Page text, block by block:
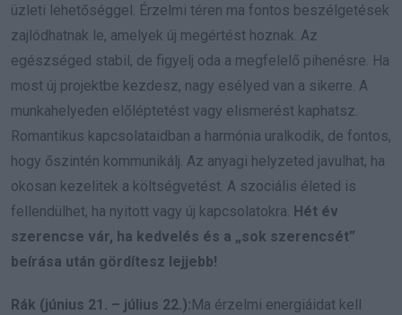
üzleti lehetőséggel. Érzelmi téren ma fontos beszélgetések
zajlódhatnak le, amelyek új megértést hoznak. Az
egészséged stabil, de figyelj oda a megfelelő pihenésre. Ha
most új projektbe kezdesz, nagy esélyed van a sikerre. A
munkahelyeden előléptetést vagy elismerést kaphatsz.
Romantikus kapcsolataidban a harmónia uralkodik, de fontos,
hogy őszintén kommunikálj. Az anyagi helyzeted javulhat, ha
okosan kezelitek a költségvetést. A szociális életed is
fellendülhet, ha nyitott vagy új kapcsolatokra. Hét év
szerencse vár, ha kedvelés és a „sok szerencsét”
beírása után gördítesz lejjebb!
Rák (június 21. – július 22.):Ma érzelmi energiáidat kell